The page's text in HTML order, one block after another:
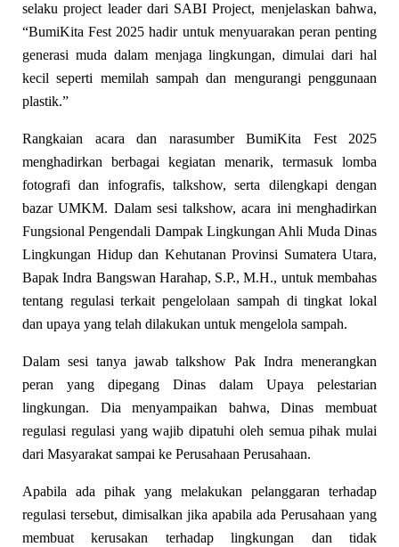
selaku project leader dari SABI Project, menjelaskan bahwa,
“BumiKita Fest 2025 hadir untuk menyuarakan peran penting
generasi muda dalam menjaga lingkungan, dimulai dari hal
kecil seperti memilah sampah dan mengurangi penggunaan
plastik.”
Rangkaian acara dan narasumber BumiKita Fest 2025
menghadirkan berbagai kegiatan menarik, termasuk lomba
fotografi dan infografis, talkshow, serta dilengkapi dengan
bazar UMKM. Dalam sesi talkshow, acara ini menghadirkan
Fungsional Pengendali Dampak Lingkungan Ahli Muda Dinas
Lingkungan Hidup dan Kehutanan Provinsi Sumatera Utara,
Bapak Indra Bangswan Harahap, S.P., M.H., untuk membahas
tentang regulasi terkait pengelolaan sampah di tingkat lokal
dan upaya yang telah dilakukan untuk mengelola sampah.
Dalam sesi tanya jawab talkshow Pak Indra menerangkan
peran yang dipegang Dinas dalam Upaya pelestarian
lingkungan. Dia menyampaikan bahwa, Dinas membuat
regulasi regulasi yang wajib dipatuhi oleh semua pihak mulai
dari Masyarakat sampai ke Perusahaan Perusahaan.
Apabila ada pihak yang melakukan pelanggaran terhadap
regulasi tersebut, dimisalkan jika apabila ada Perusahaan yang
membuat kerusakan terhadap lingkungan dan tidak